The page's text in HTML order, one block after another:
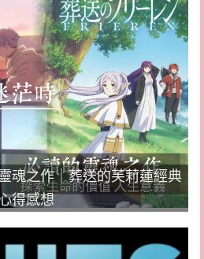
魂之作｜葬送的芙莉蓮經典
得感想